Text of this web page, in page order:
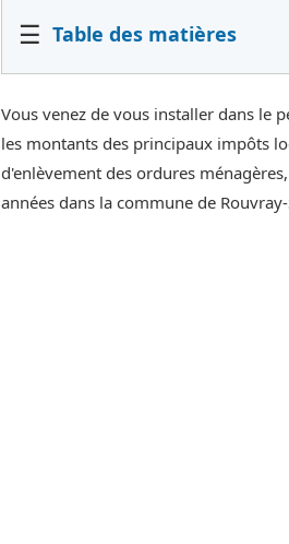
☰ Table des matières
Vous venez de vous installer dans le
les montants des principaux impôts
d'enlèvement des ordures
années dans la commune de